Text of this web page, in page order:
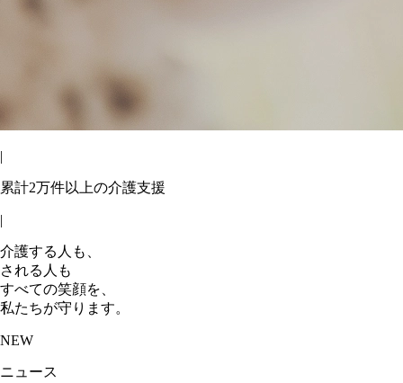
|
累計2万件以上の介護支援
|
介護する人も、
される人も
すべての笑顔を、
私たちが守ります。
NEW
ニュース